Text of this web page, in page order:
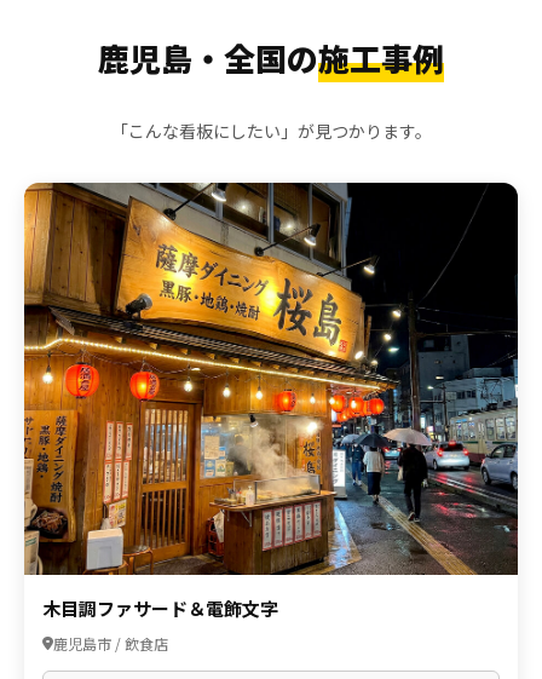
鹿児島・全国の施工事例
「こんな看板にしたい」が見つかります。
木目調ファサード＆電飾文字
鹿児島市 / 飲食店